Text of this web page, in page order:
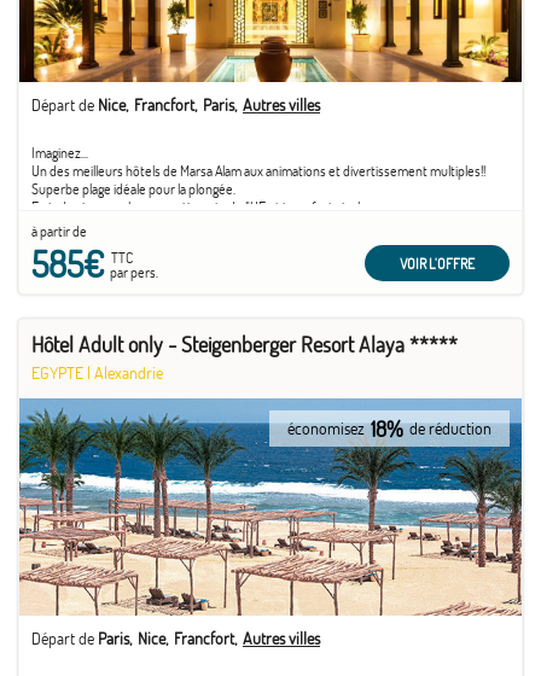
Départ de Nice Francfort Paris Autres villes
Imaginez...
Un des meilleurs hôtels de Marsa Alam aux animations et divertissement multiples!!
Superbe plage idéale pour la plongée.
Frais de visa pour les ressortissants de l'UE et transferts inclus
à partir de
585€TTC
par pers.
VOIR L'OFFRE
Hôtel Adult only - Steigenberger Resort Alaya *****
EGYPTE | Alexandrie
économisez 18% de réduction
Départ de Paris Nice Francfort Autres villes